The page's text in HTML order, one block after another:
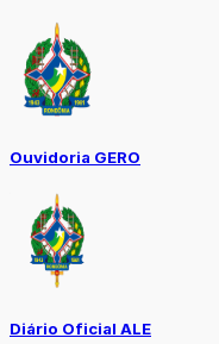
Ouvidoria GERO
Diário Oficial ALE